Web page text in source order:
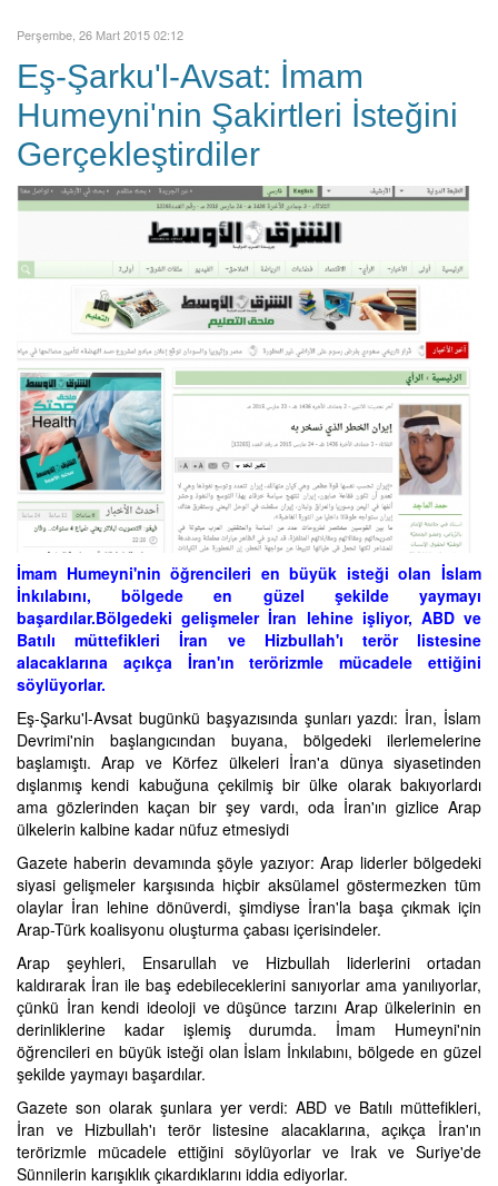
Perşembe, 26 Mart 2015 02:12
Eş-Şarku'l-Avsat: İmam
Humeyni'nin Şakirtleri İsteğini
Gerçekleştirdiler
İmam Humeyni'nin öğrencileri en büyük isteği olan İslam
İnkılabını, bölgede en güzel şekilde yaymayı
başardılar.Bölgedeki gelişmeler İran lehine işliyor, ABD ve
Batılı müttefikleri İran ve Hizbullah'ı terör listesine
alacaklarına açıkça İran'ın terörizmle mücadele ettiğini
söylüyorlar.
Eş-Şarku'l-Avsat bugünkü başyazısında şunları yazdı: İran, İslam
Devrimi'nin başlangıcından buyana, bölgedeki ilerlemelerine
başlamıştı. Arap ve Körfez ülkeleri İran'a dünya siyasetinden
dışlanmış kendi kabuğuna çekilmiş bir ülke olarak bakıyorlardı
ama gözlerinden kaçan bir şey vardı, oda İran'ın gizlice Arap
ülkelerin kalbine kadar nüfuz etmesiydi
Gazete haberin devamında şöyle yazıyor: Arap liderler bölgedeki
siyasi gelişmeler karşısında hiçbir aksülamel göstermezken tüm
olaylar İran lehine dönüverdi, şimdiyse İran'la başa çıkmak için
Arap-Türk koalisyonu oluşturma çabası içerisindeler.
Arap şeyhleri, Ensarullah ve Hizbullah liderlerini ortadan
kaldırarak İran ile baş edebileceklerini sanıyorlar ama yanılıyorlar,
çünkü İran kendi ideoloji ve düşünce tarzını Arap ülkelerinin en
derinliklerine kadar işlemiş durumda. İmam Humeyni'nin
öğrencileri en büyük isteği olan İslam İnkılabını, bölgede en güzel
şekilde yaymayı başardılar.
Gazete son olarak şunlara yer verdi: ABD ve Batılı müttefikleri,
İran ve Hizbullah'ı terör listesine alacaklarına, açıkça İran'ın
terörizmle mücadele ettiğini söylüyorlar ve Irak ve Suriye'de
Sünnilerin karışıklık çıkardıklarını iddia ediyorlar.